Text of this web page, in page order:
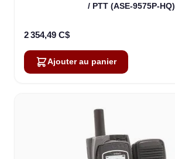
/ PTT (ASE-9575P-HQ)
2 354,49 C$
Ajouter au panier